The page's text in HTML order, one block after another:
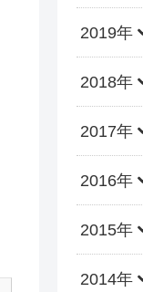
2019年
2018年
2017年
2016年
2015年
2014年